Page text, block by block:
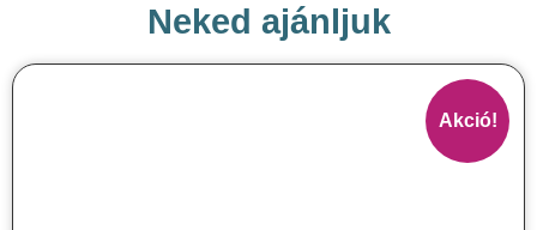
Neked ajánljuk
Akció!